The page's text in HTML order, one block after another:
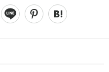
その他
映画・ドラマ